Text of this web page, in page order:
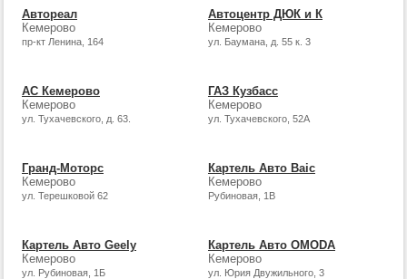
Автореал
Кемерово
пр-кт Ленина, 164
Автоцентр ДЮК и К
Кемерово
ул. Баумана, д. 55 к. 3
АС Кемерово
Кемерово
ул. Тухачевского, д. 63.
ГАЗ Кузбасс
Кемерово
ул. Тухачевского, 52А
Гранд-Моторс
Кемерово
ул. Терешковой 62
Картель Авто Baic
Кемерово
Рубиновая, 1В
Картель Авто Geely
Кемерово
ул. Рубиновая, 1Б
Картель Авто OMODA
Кемерово
ул. Юрия Двужильного, 3